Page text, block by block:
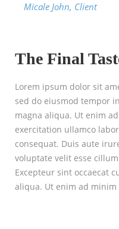
Micale John, Client
The Final
Lorem ipsum dolor sit
sed do eiusmod tempor
magna aliqua. Ut enim
exercitation ullamco
consequat. Duis aute
voluptate velit esse
Excepteur sint occaecat
aliqua. Ut enim ad minim